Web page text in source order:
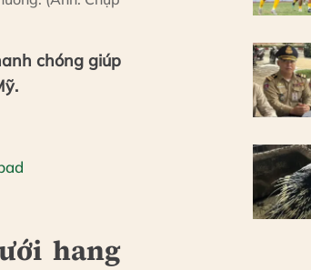
chóng giúp
hang